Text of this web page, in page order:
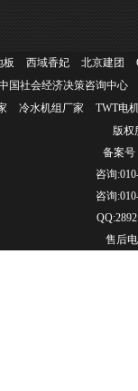
板 西域香妃 北京建团
国社会经济决策咨询中心
冷水机组厂家
TWT电
版权
备案号
咨询
咨询
售后